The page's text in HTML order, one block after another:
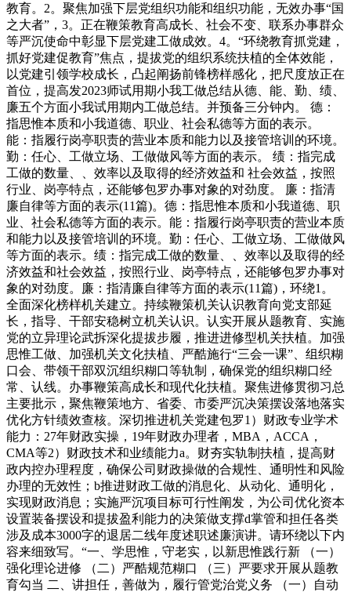
教育。2。聚焦加强下层党组织功能和组织功能，无效办事“国
之大者”，3。正在鞭策教育高成长、社会不变、联系办事群众
等严沉使命中彰显下层党建工做成效。4。“环绕教育抓党建，
抓好党建促教育”焦点，提拔党的组织系统扶植的全体效能，
以党建引领学校成长，凸起阐扬前锋榜样感化，把尺度放正在
首位，提高发2023师试用期小我工做总结从德、能、勤、绩、
廉五个方面小我试用期内工做总结。并预备三分钟内。 德：
指思惟本质和小我道德、职业、社会私德等方面的表示。
能：指履行岗亭职责的营业本质和能力以及接管培训的环境。
勤：任心、工做立场、工做做风等方面的表示。 绩：指完成
工做的数量、、效率以及取得的经济效益和 社会效益，按照
行业、岗亭特点，还能够包罗办事对象的对劲度。 廉：指清
廉自律等方面的表示(11篇)。德：指思惟本质和小我道德、职
业、社会私德等方面的表示。能：指履行岗亭职责的营业本质
和能力以及接管培训的环境。勤：任心、工做立场、工做做风
等方面的表示。绩：指完成工做的数量、、效率以及取得的经
济效益和社会效益，按照行业、岗亭特点，还能够包罗办事对
象的对劲度。廉：指清廉自律等方面的表示(11篇)，环绕1。
全面深化榜样机关建立。持续鞭策机关认识教育向党支部延
长，指导、干部安稳树立机关认识。认实开展从题教育、实施
党的立异理论武拆深化提拔步履，推进进修型机关扶植。加强
思惟工做、加强机关文化扶植、严酷施行“三会一课”、组织糊
口会、带领干部双沉组织糊口等轨制，确保党的组织糊口经
常、认线。办事鞭策高成长和现代化扶植。聚焦进修贯彻习总
主要批示，聚焦鞭策地方、省委、市委严沉决策摆设落地落实
优化方针绩效查核。深切推进机关党建包罗1）财政专业学术
能力：27年财政实操，19年财政办理者，MBA，ACCA，
CMA等2）财政技术和业绩能力a。财夯实轨制扶植，提高财
政内控办理程度，确保公司财政操做的合规性、通明性和风险
办理的无效性；b推进财政工做的消息化、从动化、通明化，
实现财政消息；实施严沉项目标可行性阐发，为公司优化资本
设置装备摆设和提拔盈利能力的决策做支撑d掌管和担任各类
涉及成本3000字的退居二线年度述职述廉演讲。请环绕以下内
容来细致写。“一、学思惟，守老实，以新思惟践行新 （一）
强化理论进修 （二）严酷规范糊口 （三）严要求开展从题教
育勾当 二、讲担任，善做为，履行管党治党义务 （一）自动